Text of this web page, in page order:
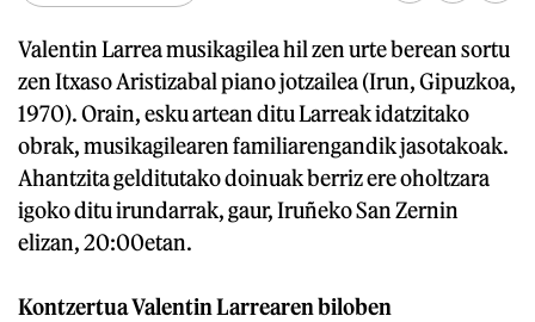
Valentin Larrea musikagilea hil zen urte berean sortu
zen Itxaso Aristizabal piano jotzailea (Irun, Gipuzkoa,
1970). Orain, esku artean ditu Larreak idatzitako
obrak, musikagilearen familiarengandik jasotakoak.
Ahantzita gelditutako doinuak berriz ere oholtzara
igoko ditu irundarrak, gaur, Iruñeko San Zernin
elizan, 20:00etan.
Kontzertua Valentin Larrearen biloben